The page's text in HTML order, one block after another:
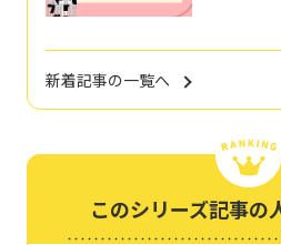
新着記事の一覧へ
このシリーズ記事の